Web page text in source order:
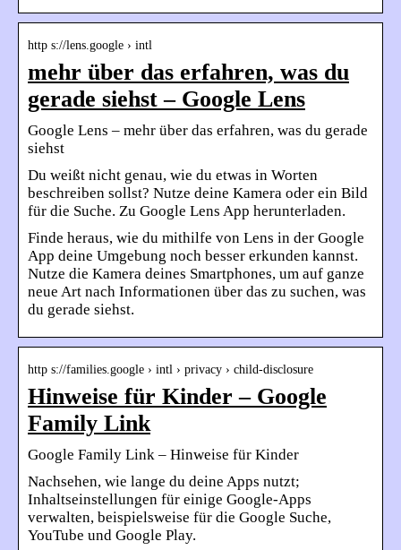
http s://lens.google › intl
mehr über das erfahren, was du
gerade siehst – Google Lens
Google Lens – mehr über das erfahren, was du gerade
siehst
Du weißt nicht genau, wie du etwas in Worten
beschreiben sollst? Nutze deine Kamera oder ein Bild
für die Suche. Zu Google Lens App herunterladen.
Finde heraus, wie du mithilfe von Lens in der Google
App deine Umgebung noch besser erkunden kannst.
Nutze die Kamera deines Smartphones, um auf ganze
neue Art nach Informationen über das zu suchen, was
du gerade siehst.
http s://families.google › intl › privacy › child-disclosure
Hinweise für Kinder – Google
Family Link
Google Family Link – Hinweise für Kinder
Nachsehen, wie lange du deine Apps nutzt;
Inhaltseinstellungen für einige Google-Apps
verwalten, beispielsweise für die Google Suche,
YouTube und Google Play.